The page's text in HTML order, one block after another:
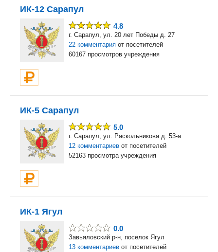
ИК-12 Сарапул
4.8
г. Сарапул, ул. 20 лет Победы д. 27
22 комментария от посетителей
60167 просмотров учреждения
ИК-5 Сарапул
5.0
г. Сарапул, ул. Раскольникова д. 53-а
12 комментариев от посетителей
52163 просмотра учреждения
ИК-1 Ягул
0.0
Завьяловский р-н, поселок Ягул
13 комментариев от посетителей